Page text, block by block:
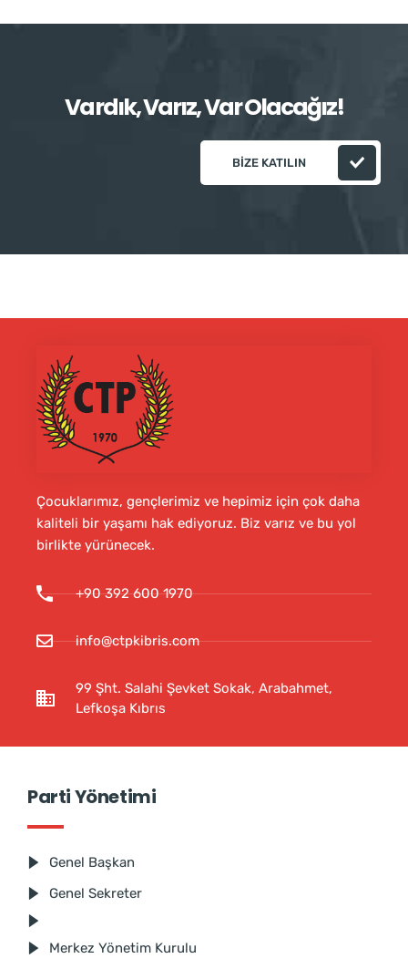
Vardık, Varız, Var Olacağız!
BIZE KATILIN
Çocuklarımız, gençlerimiz ve hepimiz için çok daha
kaliteli bir yaşamı hak ediyoruz. Biz varız ve bu yol
birlikte yürünecek.
+90 392 600 1970
info@ctpkibris.com
99 Şht. Salahi Şevket Sokak, Arabahmet,
Lefkoşa Kıbrıs
Parti Yönetimi
Genel Başkan
Genel Sekreter
Merkez Yönetim Kurulu